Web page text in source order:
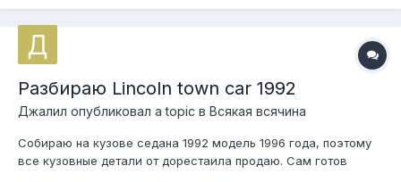
Разбираю Lincoln town car 1992
Джалил опубликовал a topic в Всякая всячина
Собираю на кузове седана 1992 модель 1996 года, поэтому
все кузовные детали от дорестаила продаю. Сам готов